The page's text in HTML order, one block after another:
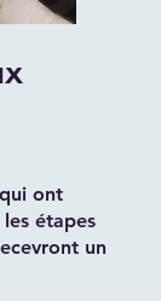
ont
étapes
un